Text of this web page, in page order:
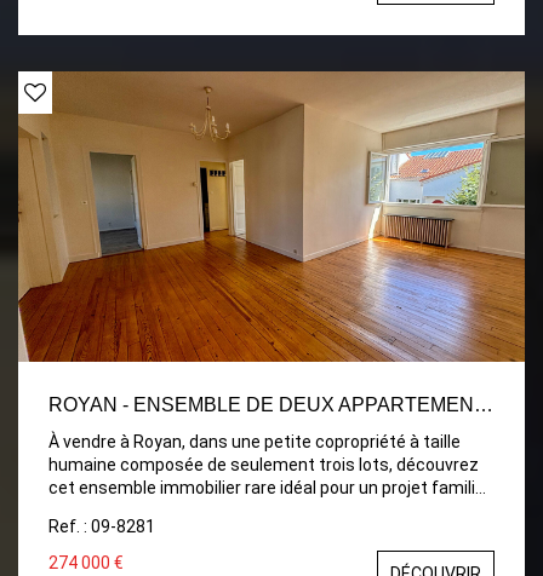
recevoir. L'espace nuit comprend deux chambres, une
salle d'eau ainsi qu'un WC indépendant. Son
commodités à pied, tout en bénéficiant du charme d'un
appartement situé au dernier étage.
ROYAN - ENSEMBLE DE DEUX APPARTEMENTS
À vendre à Royan, dans une petite copropriété à taille
humaine composée de seulement trois lots, découvrez
cet ensemble immobilier rare idéal pour un projet familial,
avec revenu complémentaire. Le premier bien est un
charmant appartement de plain-pied de type 2, d'une
Ref. : 09-8281
274 000 €